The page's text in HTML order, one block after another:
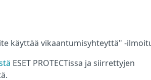
käyttää vikaantumisyhteyttä" -
ESET PROTECTissa ja siirrettyjen